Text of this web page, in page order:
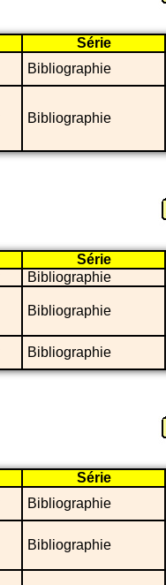
Série
Bibliographie
Bibliographie
Série
Bibliographie
Bibliographie
Bibliographie
Série
Bibliographie
Bibliographie